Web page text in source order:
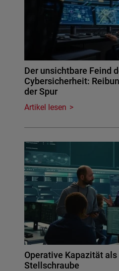
Der unsichtbare Feind
Cybersicherheit:
der Spur
Artikel lesen
Operative Kapazität
Stellschraube